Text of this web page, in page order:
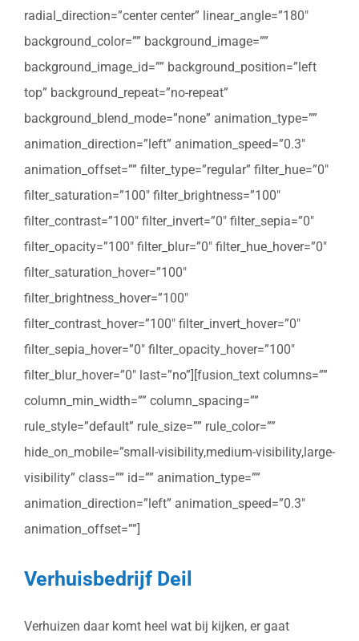
radial_direction=”center center” linear_angle=”180″
background_color=”” background_image=””
background_image_id=”” background_position=”left
top” background_repeat=”no-repeat”
background_blend_mode=”none” animation_type=””
animation_direction=”left” animation_speed=”0.3″
animation_offset=”” filter_type=”regular” filter_hue=”0″
filter_saturation=”100″ filter_brightness=”100″
filter_contrast=”100″ filter_invert=”0″ filter_sepia=”0″
filter_opacity=”100″ filter_blur=”0″ filter_hue_hover=”0″
filter_saturation_hover=”100″
filter_brightness_hover=”100″
filter_contrast_hover=”100″ filter_invert_hover=”0″
filter_sepia_hover=”0″ filter_opacity_hover=”100″
filter_blur_hover=”0″ last=”no”][fusion_text columns=””
column_min_width=”” column_spacing=””
rule_style=”default” rule_size=”” rule_color=””
hide_on_mobile=”small-visibility,medium-visibility,large-
visibility” class=”” id=”” animation_type=””
animation_direction=”left” animation_speed=”0.3″
animation_offset=””]
Verhuisbedrijf Deil
Verhuizen daar komt heel wat bij kijken, er gaat